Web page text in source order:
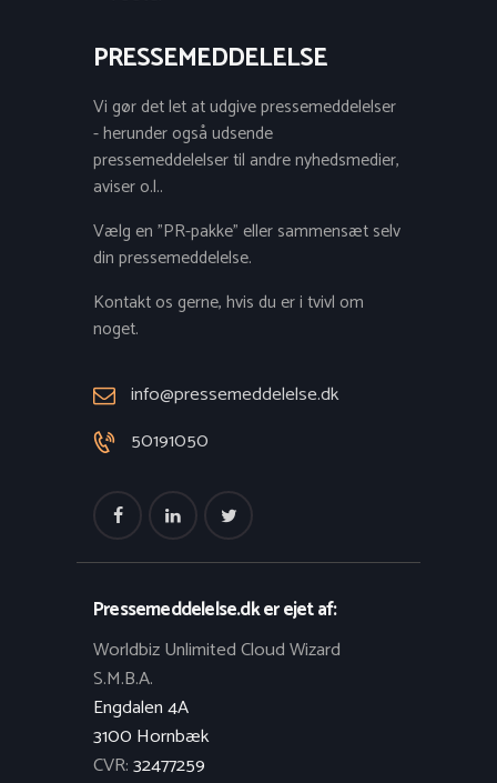
PRESSEMEDDELELSE
Vi gør det let at udgive pressemeddelelser
- herunder også udsende
pressemeddelelser til andre nyhedsmedier,
aviser o.l..
Vælg en "PR-pakke" eller sammensæt selv
din pressemeddelelse.
Kontakt os gerne, hvis du er i tvivl om
noget.
info@pressemeddelelse.dk
50191050
Pressemeddelelse.dk er ejet af:
Worldbiz Unlimited Cloud Wizard
S.M.B.A.
Engdalen 4A
3100 Hornbæk
CVR:32477259